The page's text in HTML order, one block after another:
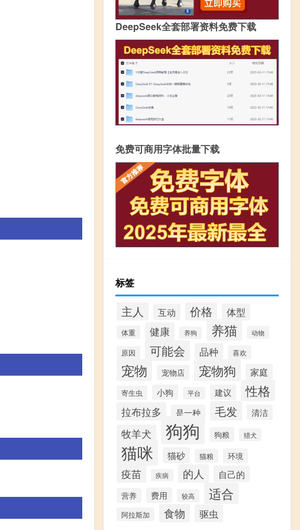
DeepSeek全套部署资料免费下载
免费可商用字体批量下载
标签
主人 互动 价格 体型
体重 健康 养狗 养猫 动物
原因 可能会 品种 喜欢
宠物 宠物店 宠物狗 家庭
寄生虫 小狗 平台 建议 性格
拉布拉多 是一种 毛发 清洁
牧羊犬 狗狗 狗粮 猎犬
猫咪 猫砂 猫粮 环境
疫苗 疾病 的人 自己的
营养 费用 较高 适合
阿拉斯加 食物 驱虫